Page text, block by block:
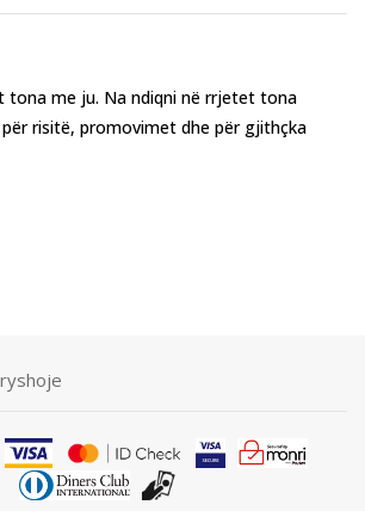
tona me ju. Na ndiqni në rrjetet tona
risitë, promovimet dhe për gjithçka